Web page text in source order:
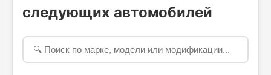
следующих автомобилей